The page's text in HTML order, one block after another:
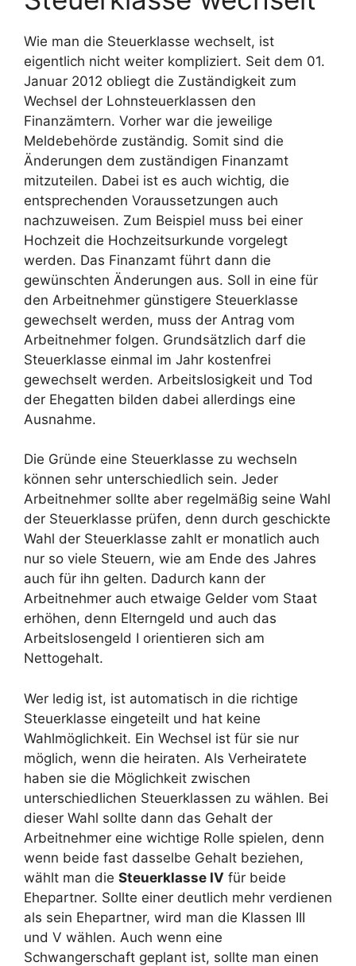
Wie man die Steuerklasse wechselt, ist
eigentlich nicht weiter kompliziert. Seit dem 01.
Januar 2012 obliegt die Zuständigkeit zum
Wechsel der Lohnsteuerklassen den
Finanzämtern. Vorher war die jeweilige
Meldebehörde zuständig. Somit sind die
Änderungen dem zuständigen Finanzamt
mitzuteilen. Dabei ist es auch wichtig, die
entsprechenden Voraussetzungen auch
nachzuweisen. Zum Beispiel muss bei einer
Hochzeit die Hochzeitsurkunde vorgelegt
werden. Das Finanzamt führt dann die
gewünschten Änderungen aus. Soll in eine für
den Arbeitnehmer günstigere Steuerklasse
gewechselt werden, muss der Antrag vom
Arbeitnehmer folgen. Grundsätzlich darf die
Steuerklasse einmal im Jahr kostenfrei
gewechselt werden. Arbeitslosigkeit und Tod
der Ehegatten bilden dabei allerdings eine
Ausnahme.
Die Gründe eine Steuerklasse zu wechseln
können sehr unterschiedlich sein. Jeder
Arbeitnehmer sollte aber regelmäßig seine Wahl
der Steuerklasse prüfen, denn durch geschickte
Wahl der Steuerklasse zahlt er monatlich auch
nur so viele Steuern, wie am Ende des Jahres
auch für ihn gelten. Dadurch kann der
Arbeitnehmer auch etwaige Gelder vom Staat
erhöhen, denn Elterngeld und auch das
Arbeitslosengeld I orientieren sich am
Nettogehalt.
Wer ledig ist, ist automatisch in die richtige
Steuerklasse eingeteilt und hat keine
Wahlmöglichkeit. Ein Wechsel ist für sie nur
möglich, wenn die heiraten. Als Verheiratete
haben sie die Möglichkeit zwischen
unterschiedlichen Steuerklassen zu wählen. Bei
dieser Wahl sollte dann das Gehalt der
Arbeitnehmer eine wichtige Rolle spielen, denn
wenn beide fast dasselbe Gehalt beziehen,
wählt man die Steuerklasse IV für beide
Ehepartner. Sollte einer deutlich mehr verdienen
als sein Ehepartner, wird man die Klassen III
und V wählen. Auch wenn eine
Schwangerschaft geplant ist, sollte man einen